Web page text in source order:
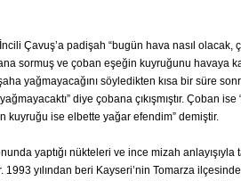
Çavuş’a padişah “bugün hava nasıl olacak,
sormuş ve çoban eşeğin kuyruğunu havaya
yağmayacağını söyledikten kısa bir süre
diye çobana çıkışmıştır. Çoban ise
kuyruğu ise elbette yağar efendim” demiştir.
yaptığı nükteleri ve ince mizah anlayışıyla
1993 yılından beri Kayseri’nin Tomarza